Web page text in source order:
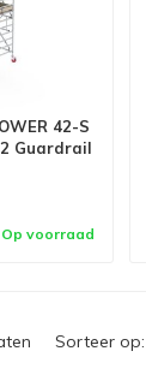
42-S
Guardrail
Op voorraad
Sorteer op: